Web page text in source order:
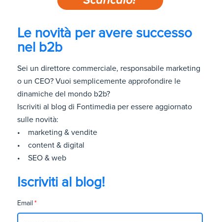
Le novità per avere successo
nel b2b
Sei un direttore commerciale, responsabile marketing
o un CEO? Vuoi semplicemente approfondire le
dinamiche del mondo b2b?
Iscriviti al blog di Fontimedia per essere aggiornato
sulle novità:
• marketing & vendite
• content & digital
• SEO & web
Iscriviti al blog!
Email *